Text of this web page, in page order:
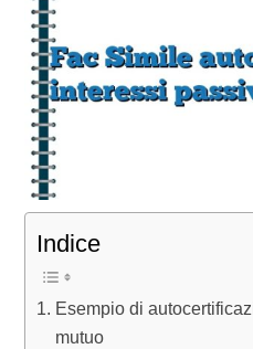
Indice
Esempio di
mutuo